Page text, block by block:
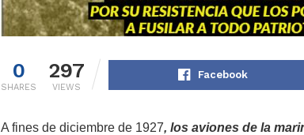
0
SHARES
297
VIEWS
Facebook
A fines de diciembre de 1927, los aviones de la